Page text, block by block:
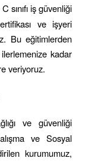
sınıfı iş güvenliği
ve işyeri
Bu eğitimlerden
kadar
veriyoruz.
ve güvenliği
ve Sosyal
kurumumuz,